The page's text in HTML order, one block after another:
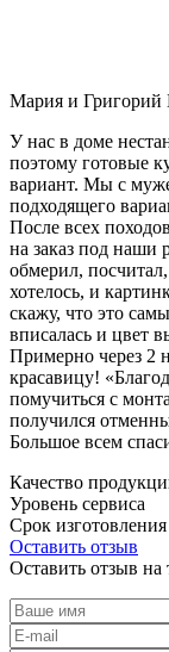
Мария и Григорий
У нас в доме
поэтому готовые
вариант. Мы с
подходящего
После всех
на заказ под наши
обмерил,
хотелось, и
скажу, что это
вписалась и цвет
Примерно через 2
красавицу!
помучиться с
получился
Большое всем
Качество
Уровень сервиса
Срок изготовления
Оставить отзыв
Оставить отзыв